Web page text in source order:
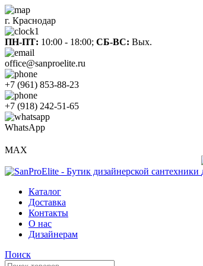
г. Краснодар
ПН-ПТ: 10:00 - 18:00; СБ-ВС: Вых.
office@sanproelite.ru
+7 (961) 853-88-23
+7 (918) 242-51-65
WhatsApp
MAX
Каталог
Доставка
Контакты
О нас
Дизайнерам
Поиск